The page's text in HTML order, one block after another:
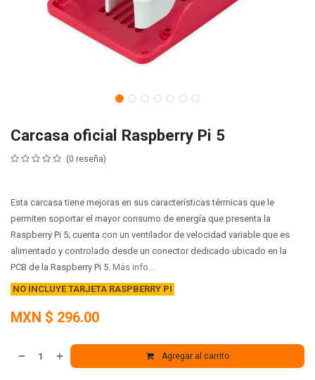
Carcasa oficial Raspberry Pi 5
(0 reseña)
Esta carcasa tiene mejoras en sus características térmicas que le
permiten soportar el mayor consumo de energía que presenta la
Raspberry Pi 5; cuenta con un ventilador de velocidad variable que es
alimentado y controlado desde un conector dedicado ubicado en la
PCB de la Raspberry Pi 5. Más info...
NO INCLUYE TARJETA RASPBERRY PI
MXN $ 296.00
Agregar al carrito